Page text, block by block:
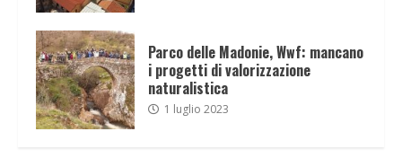
Parco delle Madonie, Wwf: mancano
i progetti di valorizzazione
naturalistica
1 luglio 2023